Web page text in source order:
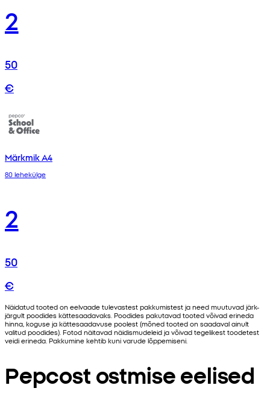
2
50
€
Märkmik A4
80 lehekülge
2
50
€
Näidatud tooted on eelvaade tulevastest pakkumistest ja need muutuvad järk-
järgult poodides kättesaadavaks. Poodides pakutavad tooted võivad erineda
hinna, koguse ja kättesaadavuse poolest (mõned tooted on saadaval ainult
valitud poodides). Fotod näitavad näidismudeleid ja võivad tegelikest toodetest
veidi erineda. Pakkumine kehtib kuni varude lõppemiseni.
Pepcost ostmise eelised